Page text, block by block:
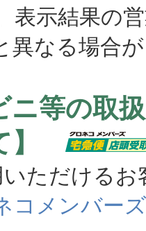
表示結果の
なる場合が
ニ等の取
】
ただけるお
コメンバーズ